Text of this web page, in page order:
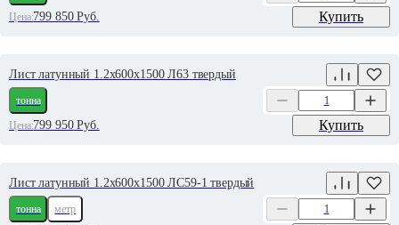
Цена:799 850Руб. Купить
Лист латунный 1.2х600х1500 Л63 твердый
тонна
Цена:799 950Руб. Купить
Лист латунный 1.2х600х1500 ЛС59-1 твердый
тонна
метр